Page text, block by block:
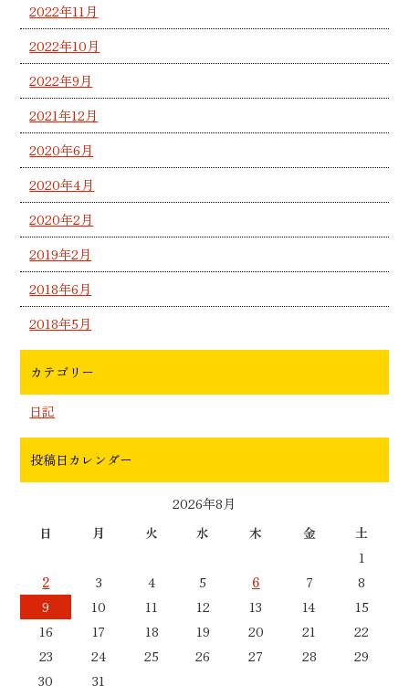
2022年11月
2022年10月
2022年9月
2021年12月
2020年6月
2020年4月
2020年2月
2019年2月
2018年6月
2018年5月
カテゴリー
日記
投稿日カレンダー
2026年8月
日
月 火 水 木 金
土
1
2
3 4 5 6 7
8
9
10 11 12 13 14
15
16
17 18 19 20 21
22
23
24 25 26 27 28
29
30
31